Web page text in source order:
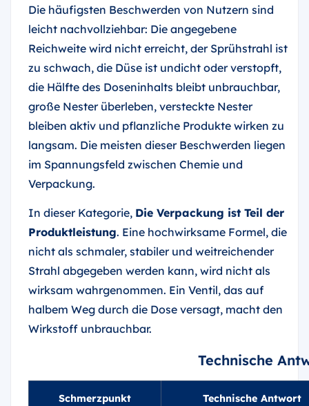
Die häufigsten Beschwerden von Nutzern sind
leicht nachvollziehbar: Die angegebene
Reichweite wird nicht erreicht, der Sprühstrahl ist
zu schwach, die Düse ist undicht oder verstopft,
die Hälfte des Doseninhalts bleibt unbrauchbar,
große Nester überleben, versteckte Nester
bleiben aktiv und pflanzliche Produkte wirken zu
langsam. Die meisten dieser Beschwerden liegen
im Spannungsfeld zwischen Chemie und
Verpackung.
In dieser Kategorie, Die Verpackung ist Teil der
Produktleistung. Eine hochwirksame Formel, die
nicht als schmaler, stabiler und weitreichender
Strahl abgegeben werden kann, wird nicht als
wirksam wahrgenommen. Ein Ventil, das auf
halbem Weg durch die Dose versagt, macht den
Wirkstoff unbrauchbar.
Technische
Schmerzpunkt Technische Antwort